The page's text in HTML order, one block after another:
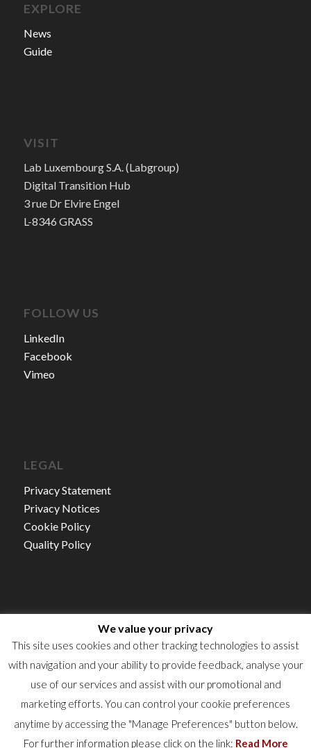
EXPLORE
News
Guide
VISIT
Lab Luxembourg S.A. (Labgroup)
Digital Transition Hub
3 rue Dr Elvire Engel
L-8346 GRASS
FOLLOW US
LinkedIn
Facebook
Vimeo
LEGAL
Privacy Statement
Privacy Notices
Cookie Policy
Quality Policy
Autorisation d’établissement NO.15/21
RCS : B50922
We value your privacy
This site uses cookies and other tracking technologies to assist
with navigation and your ability to provide feedback, analyse your
use of our services and assist with our promotional and
marketing efforts. You can control your cookie preferences
anytime by accessing the "Manage Preferences" button below.
For further information please click on the link: Read More